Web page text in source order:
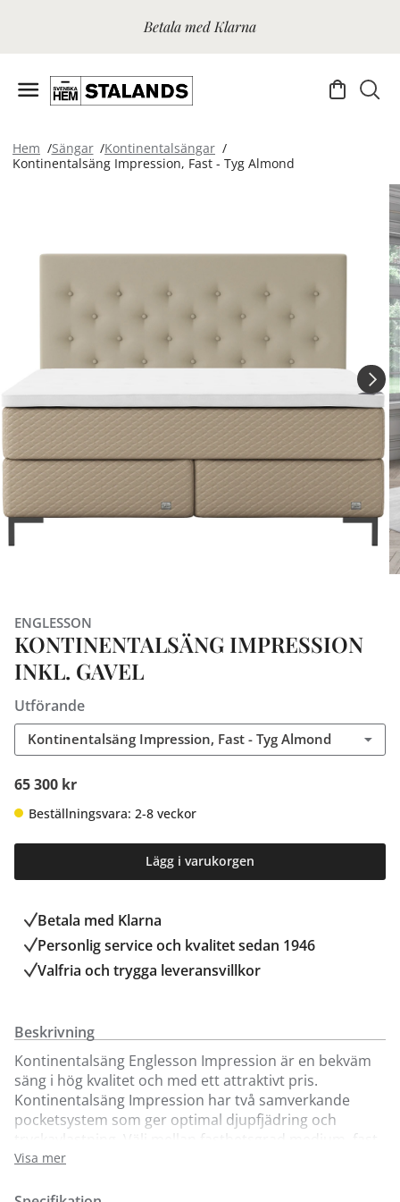
Betala med Klarna
Hem Sängar
Kontinentalsängar
Kontinentalsäng Impression, Fast - Tyg Almond
ENGLESSON
KONTINENTALSÄNG IMPRESSION
INKL. GAVEL
Utförande
Kontinentalsäng Impression, Fast - Tyg Almond
65 300 kr
Beställningsvara: 2-8 veckor
Lägg i varukorgen
Betala med Klarna
Personlig service och kvalitet sedan 1946
Valfria och trygga leveransvillkor
Beskrivning
Kontinentalsäng Englesson Impression är en bekväm
säng i hög kvalitet och med ett attraktivt pris.
Kontinentalsäng Impression har två samverkande
pocketsystem som ger optimal djupfjädring och
tryckavlastning. Välj mellan fasthetsgrad medium, fast
eller medium/fast i kombination. Sängen är ca. 45 cm
Visa mer